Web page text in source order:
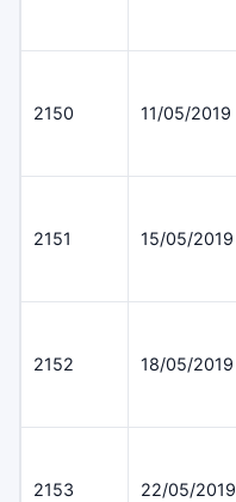
2150 11/05/2019
2151 15/05/2019
2152 18/05/2019
2153 22/05/2019